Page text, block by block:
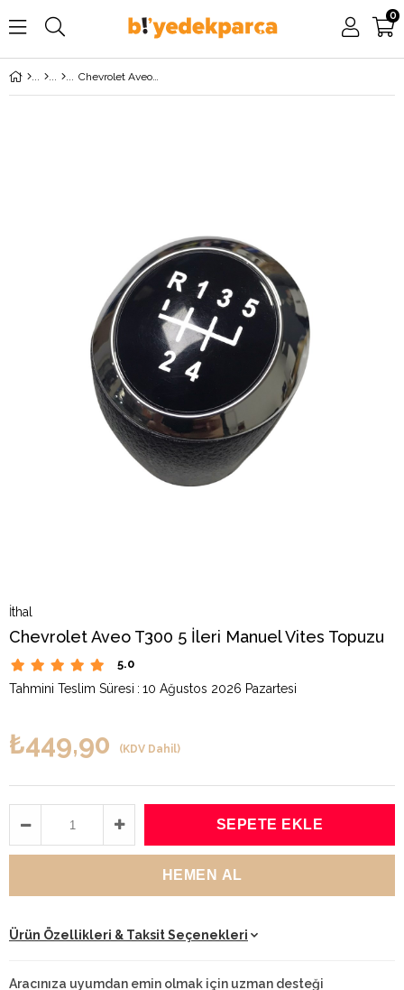
0
Chevrolet Aveo T300 5 İleri Manuel Vites Topuzu
İthal
Chevrolet Aveo T300 5 İleri Manuel Vites Topuzu
5.0
Tahmini Teslim Süresi : 10 Ağustos 2026 Pazartesi
₺449,90 (KDV Dahil)
Ürün Özellikleri & Taksit Seçenekleri
Aracınıza uyumdan emin olmak için uzman desteği